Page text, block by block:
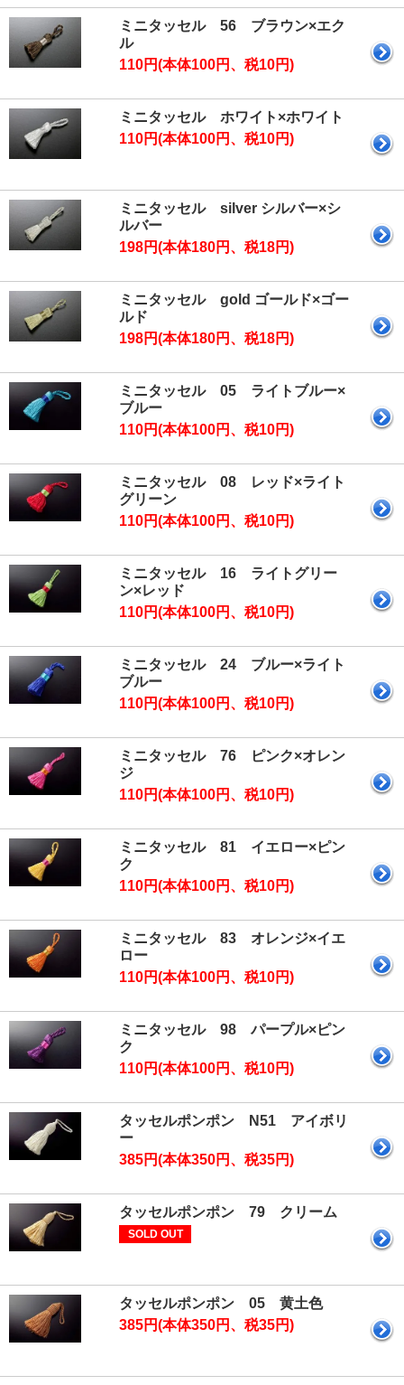
ミニタッセル 56 ブラウン×エク
ル
110円(本体100円、税10円)
ミニタッセル ホワイト×ホワイト
110円(本体100円、税10円)
ミニタッセル silver シルバー×シ
ルバー
198円(本体180円、税18円)
ミニタッセル gold ゴールド×ゴー
ルド
198円(本体180円、税18円)
ミニタッセル 05 ライトブルー×
ブルー
110円(本体100円、税10円)
ミニタッセル 08 レッド×ライト
グリーン
110円(本体100円、税10円)
ミニタッセル 16 ライトグリー
ン×レッド
110円(本体100円、税10円)
ミニタッセル 24 ブルー×ライト
ブルー
110円(本体100円、税10円)
ミニタッセル 76 ピンク×オレン
ジ
110円(本体100円、税10円)
ミニタッセル 81 イエロー×ピン
ク
110円(本体100円、税10円)
ミニタッセル 83 オレンジ×イエ
ロー
110円(本体100円、税10円)
ミニタッセル 98 パープル×ピン
ク
110円(本体100円、税10円)
タッセルポンポン N51 アイボリ
ー
385円(本体350円、税35円)
タッセルポンポン 79 クリーム
SOLD OUT
タッセルポンポン 05 黄土色
385円(本体350円、税35円)